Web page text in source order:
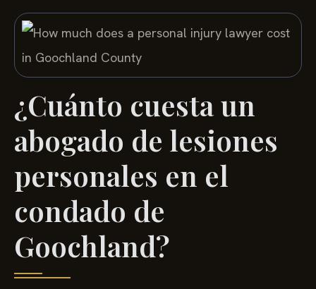
¿Cuánto cuesta un
abogado de lesiones
personales en el
condado de
Goochland?